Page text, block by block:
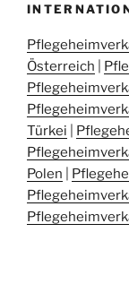
Österreich
Türkei
Polen